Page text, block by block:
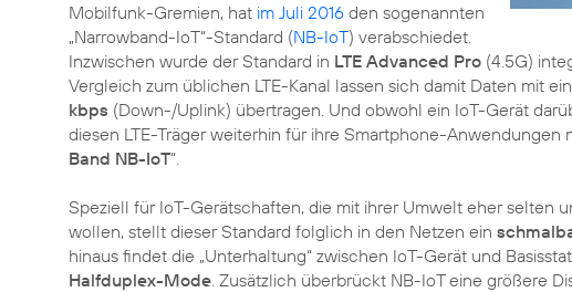
Mobilfunk-Gremien, hat im Juli 2016 den sogenannten
„Narrowband-IoT“-Standard (NB-IoT) verabschiedet.
Inzwischen wurde der Standard in LTE Advanced Pro (4.5G)
Vergleich zum üblichen LTE-Kanal lassen sich damit Daten mit
kbps (Down-/Uplink) übertragen. Und obwohl ein IoT-Gerät
diesen LTE-Träger weiterhin für ihre Smartphone-Anwendungen
Band NB-IoT“.
Speziell für IoT-Gerätschaften, die mit ihrer Umwelt eher selten
wollen, stellt dieser Standard folglich in den Netzen ein
hinaus findet die „Unterhaltung“ zwischen IoT-Gerät und
Halfduplex-Mode. Zusätzlich überbrückt NB-IoT eine größere